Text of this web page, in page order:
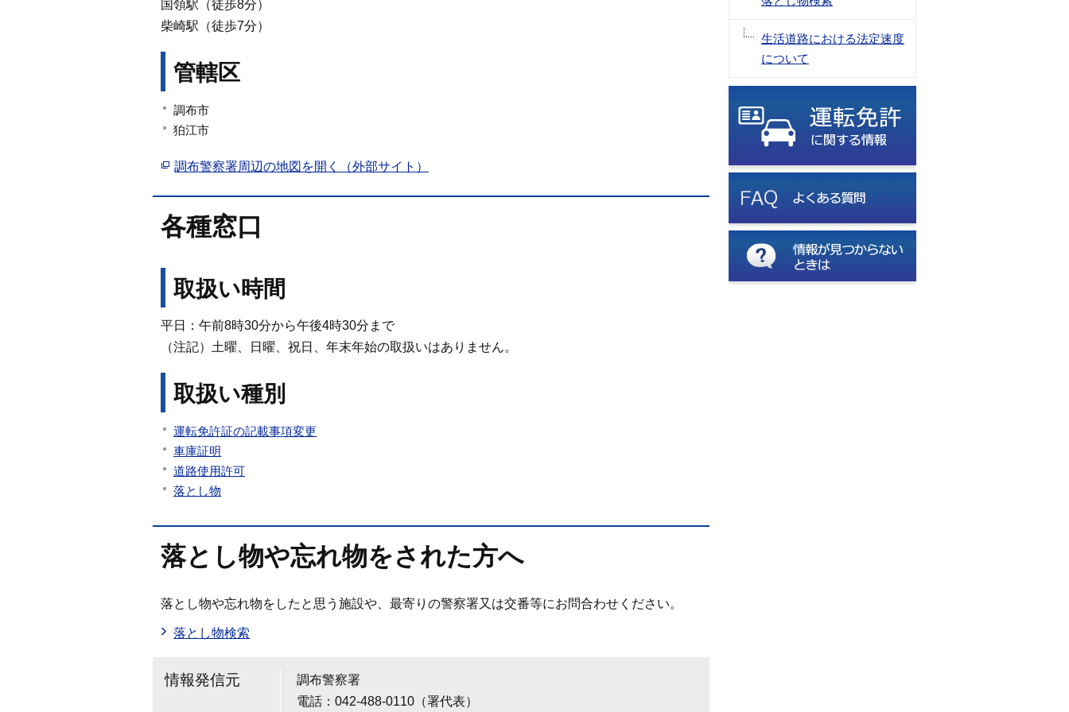
国領駅（徒歩8分）
柴崎駅（徒歩7分）
管轄区
調布市
狛江市
調布警察署周辺の地図を開く（外部サイト）
各種窓口
取扱い時間
平日：午前8時30分から午後4時30分まで
（注記）土曜、日曜、祝日、年末年始の取扱いはありません。
取扱い種別
運転免許証の記載事項変更
車庫証明
道路使用許可
落とし物
落とし物や忘れ物をされた方へ
落とし物や忘れ物をしたと思う施設や、最寄りの警察署又は交番等にお問合わせください。
落とし物検索
情報発信元
調布警察署
電話：042-488-0110（署代表）
生活道路における法定速度
について